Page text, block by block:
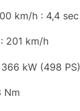
km/h : 4,4 sec
201 km/h
kW (498 PS)
Nm